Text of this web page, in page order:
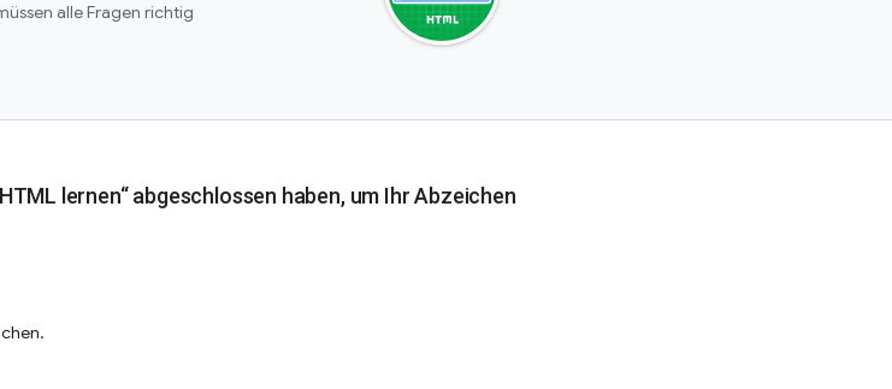
alle Fragen richtig
lernen“ abgeschlossen haben, um Ihr Abzeichen